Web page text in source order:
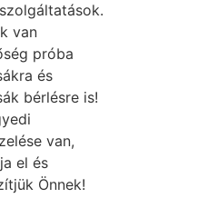
van
próba
és
bérlésre is!
van,
el és
Önnek!